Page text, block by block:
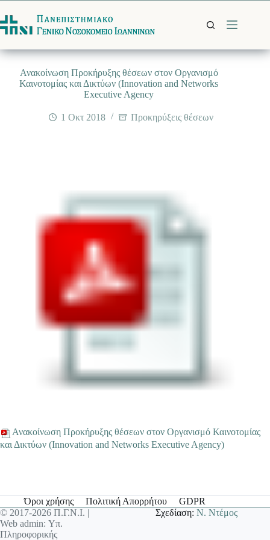
στο
περιεχόμενο
Ανακοίνωση Προκήρυξης θέσεων στον Οργανισμό
Καινοτομίας και Δικτύων (Ιnnovation and Networks
Executive Agency
1 Οκτ 2018 Προκηρύξεις θέσεων
Ανακοίνωση Προκήρυξης θέσεων στον Οργανισμό Καινοτομίας
και Δικτύων (Ιnnovation and Networks Executive Agency)
Όροι χρήσης Πολιτική Απορρήτου
GDPR
© 2017-2026 Π.Γ.Ν.Ι. |
Web admin: Υπ.
Πληροφορικής
Σχεδίαση:Ν. Ντέμος